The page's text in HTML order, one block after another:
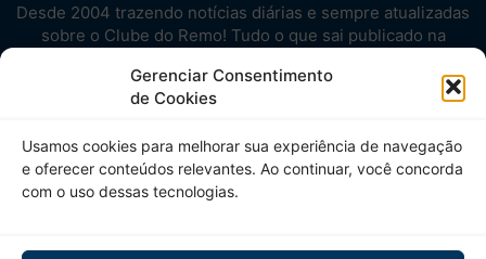
Gerenciar Consentimento
de Cookies
Usamos cookies para melhorar sua experiência de navegação
e oferecer conteúdos relevantes. Ao continuar, você concorda
com o uso dessas tecnologias.
Desde 2004 trazendo notícias diárias e sempre atualizadas
sobre o Clube do Remo! Tudo o que sai publicado na
Aproveite! Site não-oficial.
SIGA-NOS